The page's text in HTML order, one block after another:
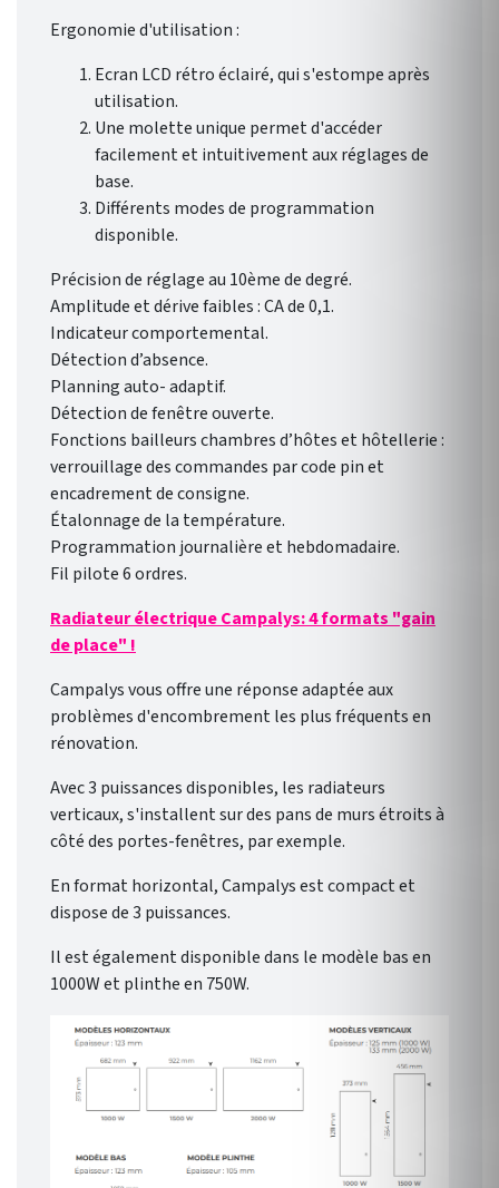
Ergonomie d'utilisation :
Ecran LCD rétro éclairé, qui s'estompe après
utilisation.
Une molette unique permet d'accéder
facilement et intuitivement aux réglages de
base.
Différents modes de programmation
disponible.
Précision de réglage au 10ème de degré.
Amplitude et dérive faibles : CA de 0,1.
Indicateur comportemental.
Détection d’absence.
Planning auto- adaptif.
Détection de fenêtre ouverte.
Fonctions bailleurs chambres d’hôtes et hôtellerie :
verrouillage des commandes par code pin et
encadrement de consigne.
Étalonnage de la température.
Programmation journalière et hebdomadaire.
Fil pilote 6 ordres.
Radiateur électrique Campalys: 4 formats "gain
de place" !
Campalys vous offre une réponse adaptée aux
problèmes d'encombrement les plus fréquents en
rénovation.
Avec 3 puissances disponibles, les radiateurs
verticaux, s'installent sur des pans de murs étroits à
côté des portes-fenêtres, par exemple.
En format horizontal, Campalys est compact et
dispose de 3 puissances.
Il est également disponible dans le modèle bas en
1000W et plinthe en 750W.